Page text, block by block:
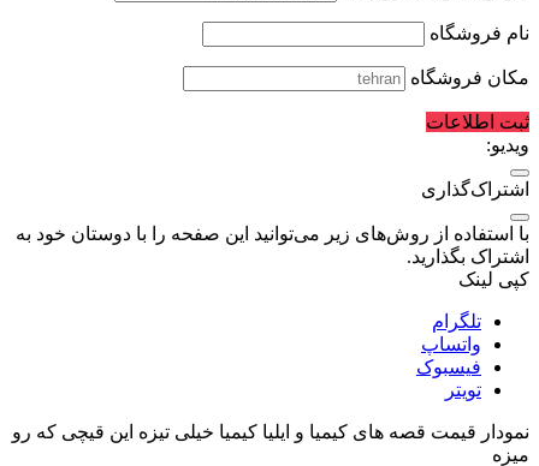
نام فروشگاه
مکان فروشگاه
ثبت اطلاعات
ویدیو:
اشتراک‌گذاری
با استفاده از روش‌های زیر می‌توانید این صفحه را با دوستان خود به
اشتراک بگذارید.
کپی لینک
تلگرام
واتساپ
فیسبوک
تویتر
نمودار قیمت قصه های کیمیا و ایلیا کیمیا خیلی تیزه این قیچی که رو
میزه